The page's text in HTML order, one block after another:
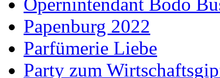
Papenburg 2022
Parfümerie Liebe
Party zum